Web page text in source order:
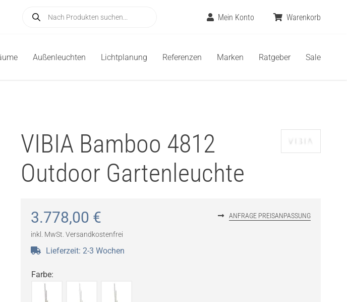
search
Mein Konto Warenkorb
Außenleuchten Lichtplanung Referenzen Marken Ratgeber Sale
VIBIA Bamboo 4812
Outdoor Gartenleuchte
3.778,00 €
inkl. MwSt. Versandkostenfrei
ANFRAGE PREISANPASSUNG
Lieferzeit: 2-3 Wochen
Farbe: